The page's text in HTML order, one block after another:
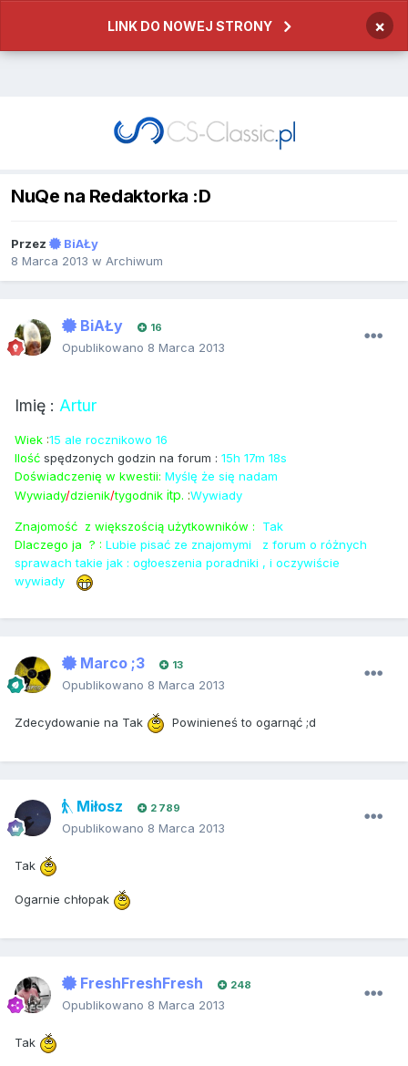
LINK DO NOWEJ STRONY ×
NuQe na Redaktorka :D
Przez
BiAŁy
8 Marca 2013 w Archiwum
BiAŁy 16
Opublikowano 8 Marca 2013
Imię : Artur
Wiek :15 ale rocznikowo 16
Ilość spędzonych godzin na forum : 15h 17m 18s
Doświadczenię w kwestii: Myślę że się nadam
Wywiady/dzienik/tygodnik itp. :Wywiady
Znajomość z większością użytkowników :
Tak
Dlaczego ja ? : Lubie pisać ze znajomymi
z forum o różnych
sprawach takie jak : ogłoeszenia poradniki , i oczywiście
wywiady
Marco ;3 13
Opublikowano 8 Marca 2013
Zdecydowanie na Tak Powinieneś to ogarnąć ;d
Miłosz 2 789
Opublikowano 8 Marca 2013
Tak
Ogarnie chłopak
FreshFreshFresh 248
Opublikowano 8 Marca 2013
Tak